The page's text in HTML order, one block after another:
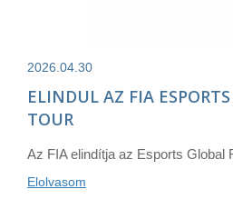
2026.04.30
ELINDUL AZ FIA
TOUR
Az FIA elindítja az Esports Global
Elolvasom